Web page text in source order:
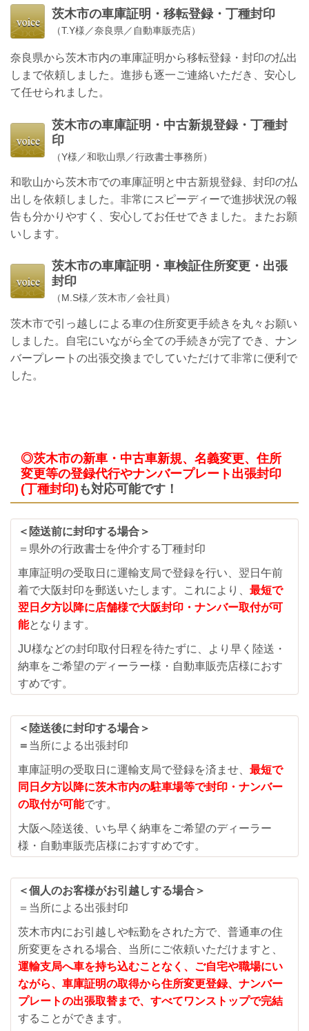
茨木市の車庫証明・移転登録・丁種封印
（T.Y様／奈良県／自動車販売店）
奈良県から茨木市内の車庫証明から移転登録・封印の払出
しまで依頼しました。進捗も逐一ご連絡いただき、安心し
て任せられました。
茨木市の車庫証明・中古新規登録・丁種封
印
（Y様／和歌山県／行政書士事務所）
和歌山から茨木市での車庫証明と中古新規登録、封印の払
出しを依頼しました。非常にスピーディーで進捗状況の報
告も分かりやすく、安心してお任せできました。またお願
いします。
茨木市の車庫証明・車検証住所変更・出張
封印
（M.S様／茨木市／会社員）
茨木市で引っ越しによる車の住所変更手続きを丸々お願い
しました。自宅にいながら全ての手続きが完了でき、ナン
バープレートの出張交換までしていただけて非常に便利で
した。
◎茨木市の新車・中古車新規、名義変更、住所
変更等の登録代行やナンバープレート出張封印
(丁種封印) も対応可能です！
＜陸送前に封印する場合＞
＝県外の行政書士を仲介する丁種封印
車庫証明の受取日に運輸支局で登録を行い、翌日午前
着で大阪封印を郵送いたします。これにより、 最短で
翌日夕方以降に店舗様で大阪封印・ナンバー取付が可
能となります。
JU様などの封印取付日程を待たずに、より早く陸送・
納車をご希望のディーラー様・自動車販売店様におす
すめです。
＜陸送後に封印する場合＞
＝ 当所による出張封印
車庫証明の受取日に運輸支局で登録を済ませ、 最短で
同日夕方以降に茨木市内の駐車場等で封印・ナンバー
の取付が可能です。
大阪へ陸送後、いち早く納車をご希望のディーラー
様・自動車販売店様におすすめです。
＜個人のお客様がお引越しする場合＞
＝当所による出張封印
茨木市内にお引越しや転勤をされた方で、普通車の住
所変更をされる場合、当所にご依頼いただけますと、
運輸支局へ車を持ち込むことなく、ご自宅や職場にい
ながら、 車庫証明の取得から住所変更登録、ナンバー
プレートの出張取替まで、すべてワンストップで完結
することができます。